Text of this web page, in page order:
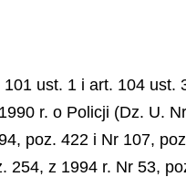
ust. 1 i art. 104 ust.
r. o Policji (Dz. U.
poz. 422 i Nr 107,
254, z 1994 r. Nr 53,